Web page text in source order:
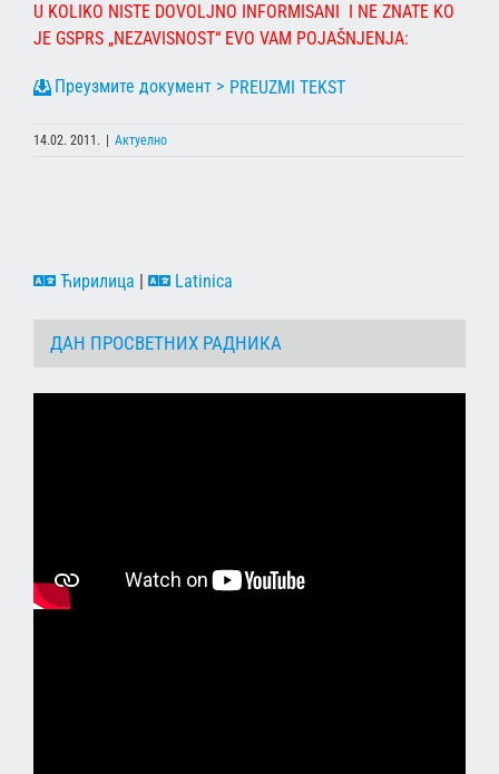
U KOLIKO NISTE DOVOLJNO INFORMISANI I NE ZNATE KO
JE GSPRS „NEZAVISNOST“ EVO VAM POJAŠNJENJA:
PREUZMI TEKST
14.02. 2011. | Актуелно
Ћирилица | Latinica
ДАН ПРОСВЕТНИХ РАДНИКА